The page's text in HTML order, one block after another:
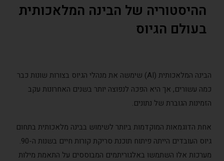
ההיסטוריה של הבינה המלאכותית
בעולם הגיוס
הבינה המלאכותית (AI) שימשה את מנהלי הגיוס בצורות שונות כבר
כמה עשורים, אך היא הפכה לנפוצה יותר בשנים האחרונות עקב
הזמינות הגוברת של נתונים.
אחת הדוגמאות המוקדמות ביותר לשימוש בבינה מלאכותית בתחום
גיוס העובדים הייתה פיתוח תוכנת סריקת קורות חיים בשנות ה-90.
מערכות אלו השתמשו באלגוריתמים המבוססים על התאמת מילות